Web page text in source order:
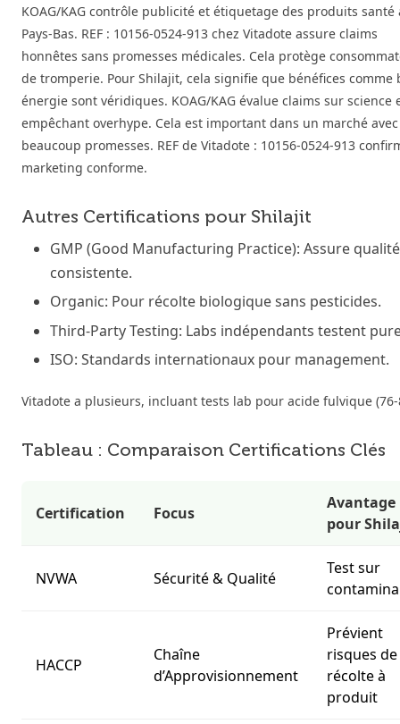
KOAG/KAG contrôle publicité et étiquetage des produits santé
Pays-Bas. REF : 10156-0524-913 chez Vitadote assure claims
honnêtes sans promesses médicales. Cela protège
de tromperie. Pour Shilajit, cela signifie que bénéfices comme
énergie sont véridiques. KOAG/KAG évalue claims sur science
empêchant overhype. Cela est important dans un marché avec
beaucoup promesses. REF de Vitadote : 10156-0524-913
marketing conforme.
Autres Certifications pour Shilajit
GMP (Good Manufacturing Practice): Assure qualité
consistente.
Organic: Pour récolte biologique sans pesticides.
Third-Party Testing: Labs indépendants testent
ISO: Standards internationaux pour management.
Vitadote a plusieurs, incluant tests lab pour acide fulvique (76-
Tableau : Comparaison Certifications Clés
Certification Focus
Avantage
pour
NVWA Sécurité & Qualité
Test sur
HACCP
Chaîne
d’Approvisionnement
Prévient
risques de
récolte à
produit